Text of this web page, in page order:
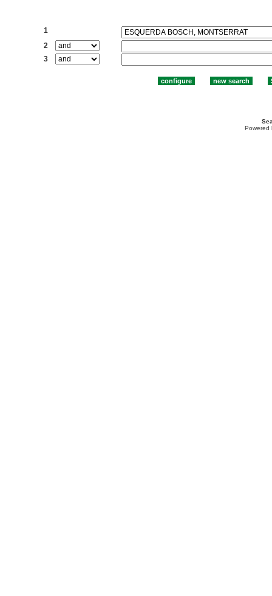
1
2
3
Powered